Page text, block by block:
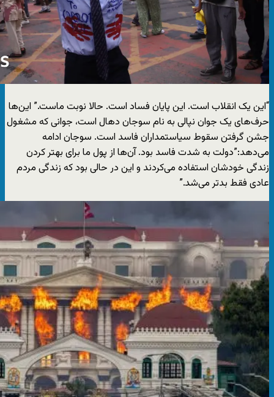
“این یک انقلاب است. این پایان فساد است. حالا نوبت ماست.” این‌ها
حرف‌های یک جوان نپالی به نام سوجان دهال است، جوانی که مشغول
جشن گرفتن سقوط سیاستمداران فاسد است. سوجان ادامه
می‌دهد:”دولت به شدت فاسد بود. آن‌ها از پول ما برای بهتر کردن
زندگی خودشان استفاده می‌کردند و این در حالی بود که زندگی مردم
عادی فقط بدتر می‌شد.”